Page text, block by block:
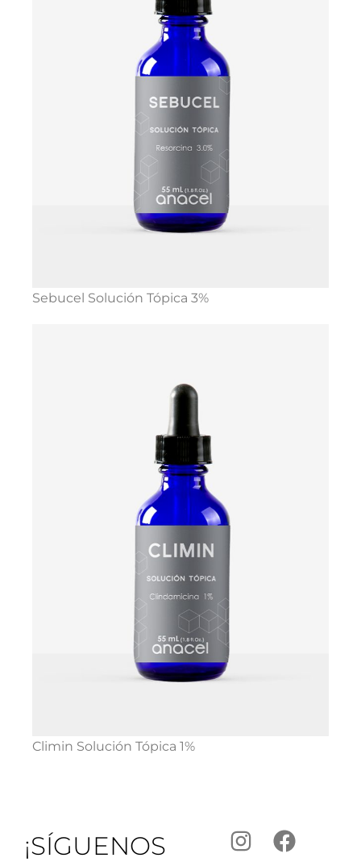
Sebucel Solución Tópica 3%
Climin Solución Tópica 1%
¡SÍGUENOS